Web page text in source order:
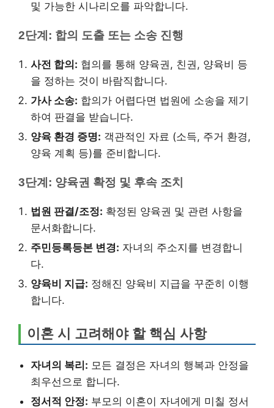
및 가능한 시나리오를 파악합니다.
2단계: 합의 도출 또는 소송 진행
사전 합의: 협의를 통해 양육권, 친권, 양육비 등
을 정하는 것이 바람직합니다.
가사 소송: 합의가 어렵다면 법원에 소송을 제기
하여 판결을 받습니다.
양육 환경 증명: 객관적인 자료 (소득, 주거 환경,
양육 계획 등)를 준비합니다.
3단계: 양육권 확정 및 후속 조치
법원 판결/조정: 확정된 양육권 및 관련 사항을
문서화합니다.
주민등록등본 변경: 자녀의 주소지를 변경합니
다.
양육비 지급: 정해진 양육비 지급을 꾸준히 이행
합니다.
이혼 시 고려해야 할 핵심 사항
자녀의 복리: 모든 결정은 자녀의 행복과 안정을
최우선으로 합니다.
정서적 안정: 부모의 이혼이 자녀에게 미칠 정서